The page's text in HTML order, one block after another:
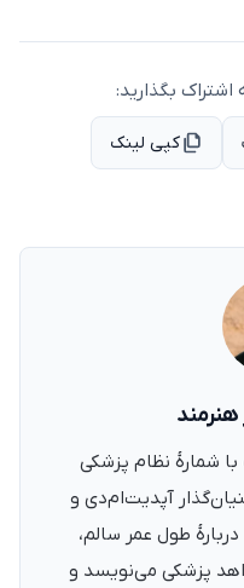
اشتراک بگذارید:
کپی لینک
شمارهٔ نظام پزشکی
فارغ‌التحصیل ۱۳۹۰. بنیان‌گذار آپدیت‌ام‌دی و
طول عمر سالم،
پزشکی می‌نویسد و